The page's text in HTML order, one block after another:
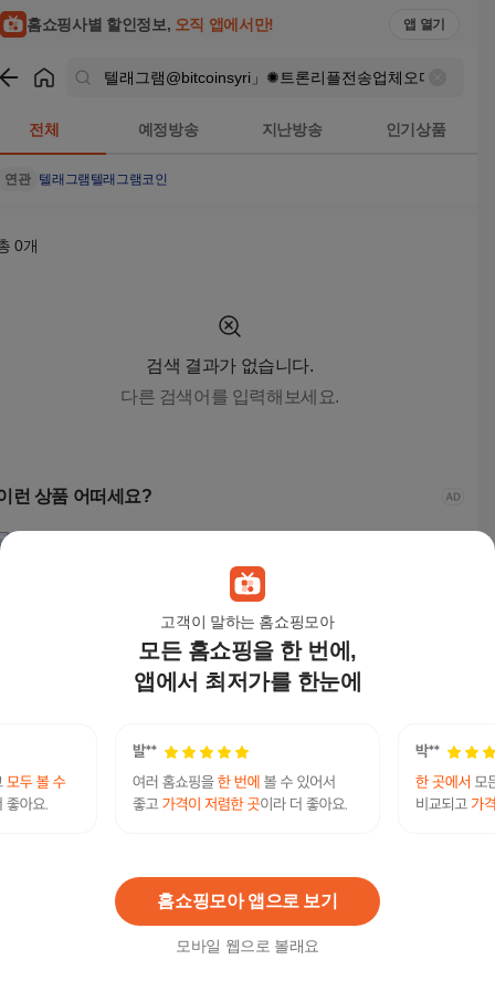
고객이 말하는 홈쇼핑모아
모든 홈쇼핑을 한 번에,
앱에서 최저가를 한눈에
홈쇼핑모아 앱으로 보기
모바일 웹으로 볼래요
홈쇼핑사별 할인정보, 오직 앱에서만! 앱 열기
전체 예정방송 지난방송 인기상품
연관 텔래그램 텔래그램코인
0개
검색 결과가 없습니다.
다른 검색어를 입력해보세요.
런 상품 어떠세요?
방수 모던블랙 골드
원
활방수 모던블랙 골드
포인트 초경량백팩
28,800 원
리 가죽 체인 백팩
22,000
리
텔래그램코인
텔래그램@bitcoinsyri」✺트론리플전송업체오다현금화 검색결